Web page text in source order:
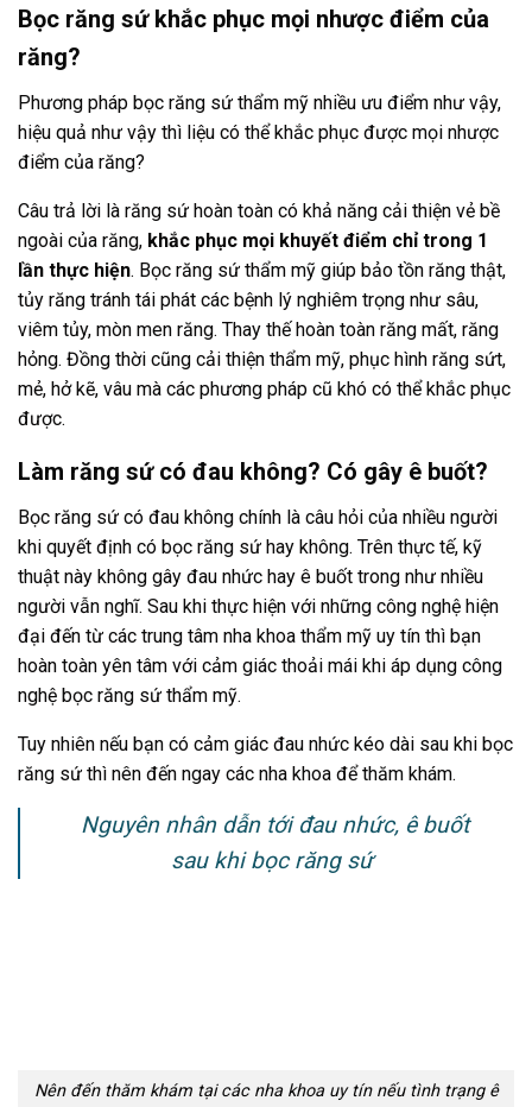
Bọc răng sứ khắc phục mọi nhược điểm của
răng?
Phương pháp bọc răng sứ thẩm mỹ nhiều ưu điểm như vậy,
hiệu quả như vậy thì liệu có thể khắc phục được mọi nhược
điểm của răng?
Câu trả lời là răng sứ hoàn toàn có khả năng cải thiện vẻ bề
ngoài của răng, khắc phục mọi khuyết điểm chỉ trong 1
lần thực hiện. Bọc răng sứ thẩm mỹ giúp bảo tồn răng thật,
tủy răng tránh tái phát các bệnh lý nghiêm trọng như sâu,
viêm tủy, mòn men răng. Thay thế hoàn toàn răng mất, răng
hỏng. Đồng thời cũng cải thiện thẩm mỹ, phục hình răng sứt,
mẻ, hở kẽ, vâu mà các phương pháp cũ khó có thể khắc phục
được.
Làm răng sứ có đau không? Có gây ê buốt?
Bọc răng sứ có đau không chính là câu hỏi của nhiều người
khi quyết định có bọc răng sứ hay không. Trên thực tế, kỹ
thuật này không gây đau nhức hay ê buốt trong như nhiều
người vẫn nghĩ. Sau khi thực hiện với những công nghệ hiện
đại đến từ các trung tâm nha khoa thẩm mỹ uy tín thì bạn
hoàn toàn yên tâm với cảm giác thoải mái khi áp dụng công
nghệ bọc răng sứ thẩm mỹ.
Tuy nhiên nếu bạn có cảm giác đau nhức kéo dài sau khi bọc
răng sứ thì nên đến ngay các nha khoa để thăm khám.
Nguyên nhân dẫn tới đau nhức, ê buốt
sau khi bọc răng sứ
Nên đến thăm khám tại các nha khoa uy tín nếu tình trạng ê